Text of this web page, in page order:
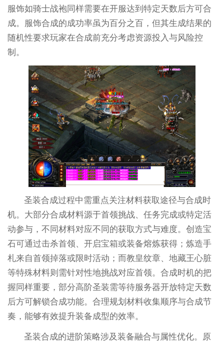
服饰如骑士战袍同样需要在开服达到特定天数后方可合
成。服饰合成的成功率虽为百分之百，但其生成结果的
随机性要求玩家在合成前充分考虑资源投入与风险控
制。
圣装合成过程中需重点关注材料获取途径与合成时
机。大部分合成材料源于首领挑战、任务完成或特定活
动参与，不同材料对应不同的获取方式与难度。创造宝
石可通过击杀首领、开启宝箱或装备熔炼获得；炼造手
札来自首领掉落或限时活动；而教皇纹章、地藏王心脏
等特殊材料则需针对性地挑战对应首领。合成时机的把
握同样重要，部分高阶圣装需等待服务器开放特定天数
后方可解锁合成功能。合理规划材料收集顺序与合成节
奏，能够有效提升装备成型的效率。
圣装合成的进阶策略涉及装备融合与属性优化。原